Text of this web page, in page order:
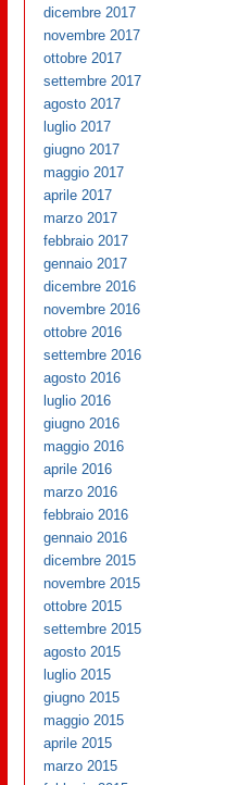
dicembre 2017
novembre 2017
ottobre 2017
settembre 2017
agosto 2017
luglio 2017
giugno 2017
maggio 2017
aprile 2017
marzo 2017
febbraio 2017
gennaio 2017
dicembre 2016
novembre 2016
ottobre 2016
settembre 2016
agosto 2016
luglio 2016
giugno 2016
maggio 2016
aprile 2016
marzo 2016
febbraio 2016
gennaio 2016
dicembre 2015
novembre 2015
ottobre 2015
settembre 2015
agosto 2015
luglio 2015
giugno 2015
maggio 2015
aprile 2015
marzo 2015